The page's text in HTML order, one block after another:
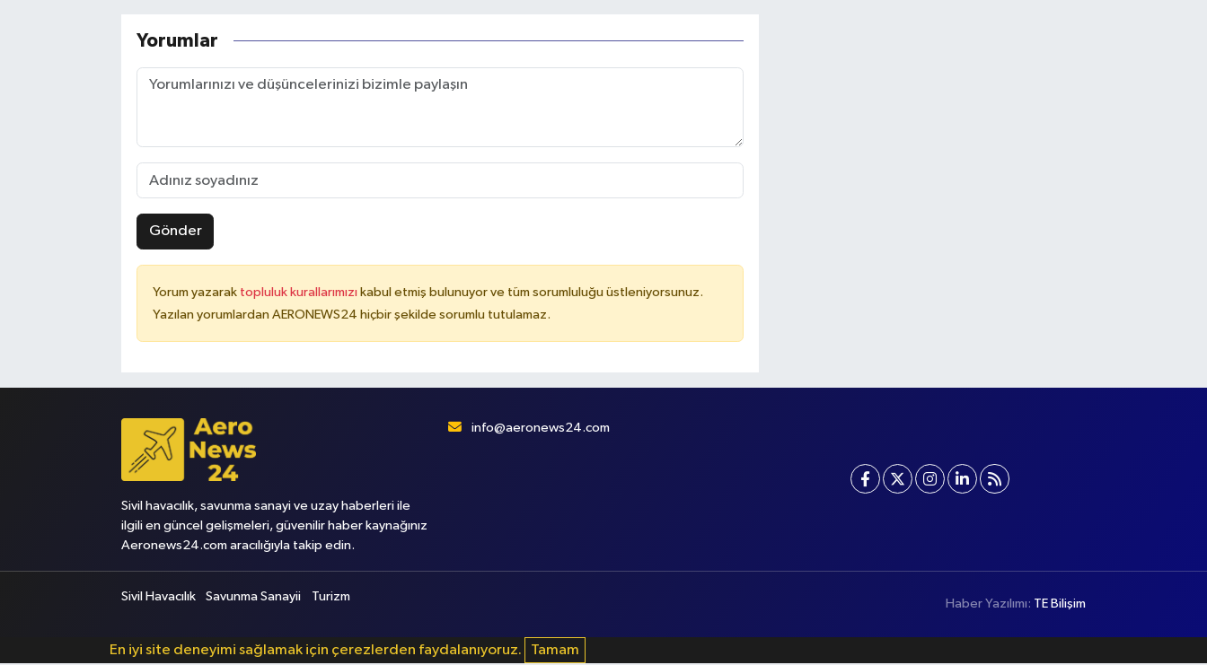
Yorumlar
Gönder
Yorum yazarak topluluk kurallarımızı kabul etmiş bulunuyor ve tüm sorumluluğu üstleniyorsunuz.
Yazılan yorumlardan AERONEWS24 hiçbir şekilde sorumlu tutulamaz.
Sivil havacılık, savunma sanayi ve uzay haberleri ile
ilgili en güncel gelişmeleri, güvenilir haber kaynağınız
Aeronews24.com aracılığıyla takip edin.
info@aeronews24.com
Sivil Havacılık Savunma Sanayii Turizm
Haber Yazılımı: TE Bilişim
En iyi site deneyimi sağlamak için çerezlerden faydalanıyoruz. Tamam